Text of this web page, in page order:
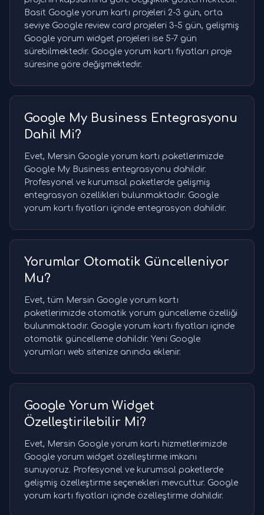
Basit Google yorum kartı projeleri 2-3 gün, orta
seviye Google review card projeleri 3-5 gün, gelişmiş
Google yorum widget projeleri ise 5-7 gün
sürebilmektedir. Google yorum kartı fiyatları proje
süresine göre değişmektedir.
Google My Business Entegrasyonu
Dahil Mi?
Evet, Mersin Google yorum kartı paketlerimizde
Google My Business entegrasyonu dahildir.
Profesyonel ve kurumsal paketlerde gelişmiş
entegrasyon özellikleri bulunmaktadır. Google
yorum kartı fiyatları içinde entegrasyon dahildir.
Yorumlar Otomatik Güncelleniyor
Mu?
Evet, tüm Mersin Google yorum kartı
paketlerimizde otomatik yorum güncelleme özelliği
bulunmaktadır. Google yorum kartı fiyatları içinde
otomatik güncelleme dahildir. Yeni Google
yorumları web sitenize anında eklenir.
Google Yorum Widget
Özelleştirilebilir Mi?
Evet, Mersin Google yorum kartı hizmetlerimizde
Google yorum widget özelleştirme imkanı
sunuyoruz. Profesyonel ve kurumsal paketlerde
gelişmiş özelleştirme seçenekleri mevcuttur. Google
yorum kartı fiyatları içinde özelleştirme dahildir.